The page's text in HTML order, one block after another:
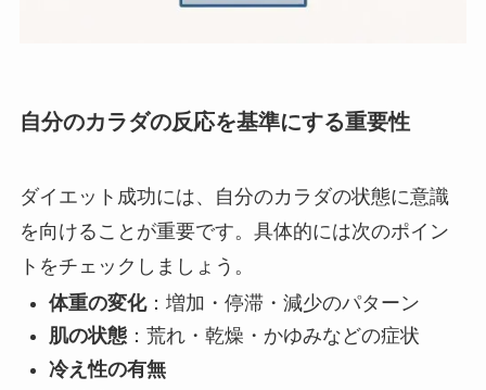
自分のカラダの反応を基準にする重要性
ダイエット成功には、自分のカラダの状態に意識
を向けることが重要です。具体的には次のポイン
トをチェックしましょう。
体重の変化：増加・停滞・減少のパターン
肌の状態：荒れ・乾燥・かゆみなどの症状
冷え性の有無